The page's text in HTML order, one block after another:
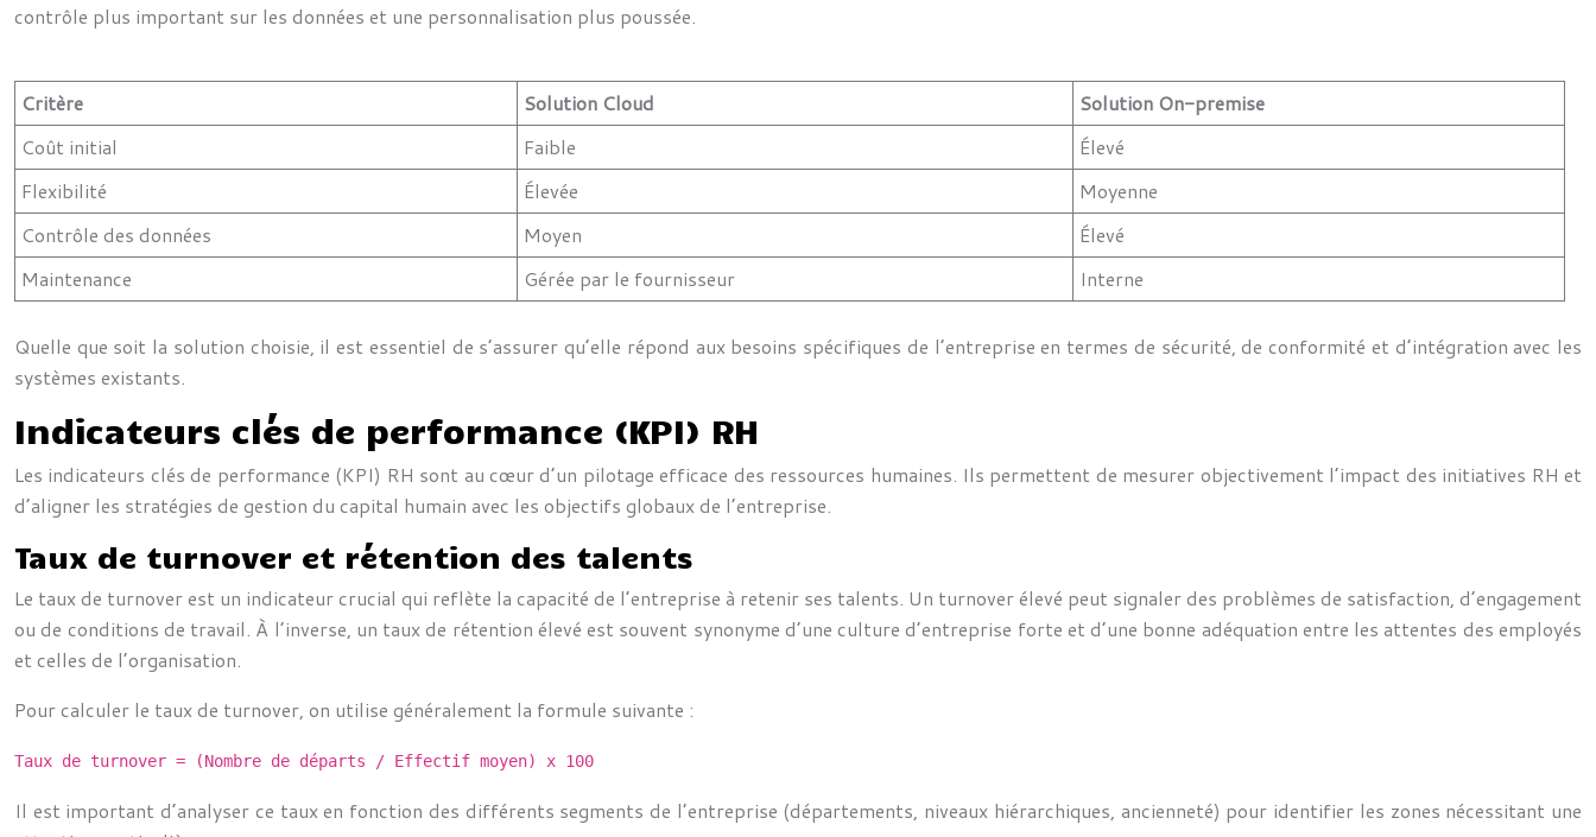
contrôle plus important sur les données et une personnalisation plus poussée.
Critère Solution Cloud
Solution On-premise
Coût initial
Faible
Élevé
Flexibilité
Élevée
Moyenne
Contrôle des données
Moyen
Élevé
Maintenance
Gérée par le fournisseur Interne
Quelle que soit la solution choisie, il est essentiel de s’assurer qu’elle répond aux besoins spécifiques de l’entreprise en termes de sécurité, de conformité et d’intégration avec les
systèmes existants.
Indicateurs clés de performance (KPI) RH
Les indicateurs clés de performance (KPI) RH sont au cœur d’un pilotage efficace des ressources humaines. Ils permettent de mesurer objectivement l’impact des initiatives RH et
d’aligner les stratégies de gestion du capital humain avec les objectifs globaux de l’entreprise.
Taux de turnover et rétention des talents
Le taux de turnover est un indicateur crucial qui reflète la capacité de l’entreprise à retenir ses talents. Un turnover élevé peut signaler des problèmes de satisfaction, d’engagement
ou de conditions de travail. À l’inverse, un taux de rétention élevé est souvent synonyme d’une culture d’entreprise forte et d’une bonne adéquation entre les attentes des employés
et celles de l’organisation.
Pour calculer le taux de turnover, on utilise généralement la formule suivante :
Taux de turnover = (Nombre de départs / Effectif moyen) x 100
Il est important d’analyser ce taux en fonction des différents segments de l’entreprise (départements, niveaux hiérarchiques, ancienneté) pour identifier les zones nécessitant une